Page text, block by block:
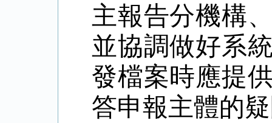
主報告分機構
並協調做好系
發檔案時應提
答申報主體的